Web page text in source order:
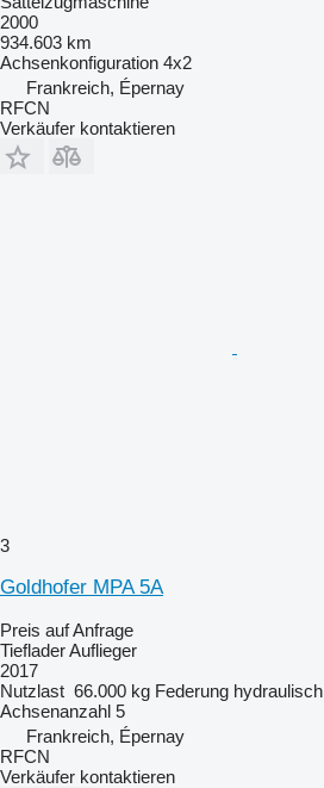
2000
934.603 km
Achsenkonfiguration 4x2
Frankreich, Épernay
RFCN
Verkäufer kontaktieren
3
Goldhofer MPA 5A
Preis auf Anfrage
Tieflader Auflieger
2017
Nutzlast 66.000 kg Federung hydraulisch
Achsenanzahl 5
Frankreich, Épernay
RFCN
Verkäufer kontaktieren